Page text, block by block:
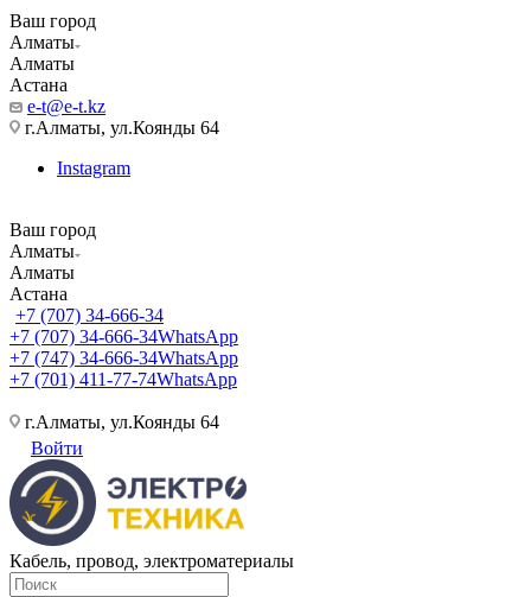
Ваш город
Алматы
Алматы
Астана
e-t@e-t.kz
г.Алматы, ул.Коянды 64
Instagram
Ваш город
Алматы
Алматы
Астана
+7 (707) 34-666-34
+7 (707) 34-666-34WhatsApp
+7 (747) 34-666-34WhatsApp
+7 (701) 411-77-74WhatsApp
г.Алматы, ул.Коянды 64
Войти
Кабель, провод, электроматериалы